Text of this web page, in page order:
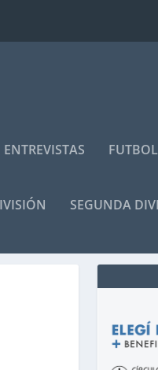
ENTREVISTAS
SEGUNDA